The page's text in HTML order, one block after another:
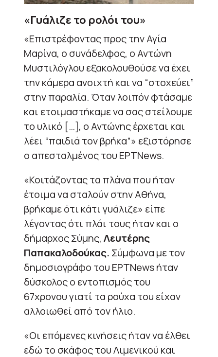
«Γυάλιζε το ρολόι του»
«Επιστρέφοντας προς την Αγία
Μαρίνα, ο συνάδελφος, ο Αντώνη
Μυστιλόγλου εξακολουθούσε να έχει
την κάμερα ανοιχτή και να “στοχεύει”
στην παραλία. Όταν λοιπόν φτάσαμε
και ετοιμαστήκαμε να σας στείλουμε
το υλικό […], ο Αντώνης έρχεται και
λέει “παιδιά τον βρήκα”» εξιστόρησε
ο απεσταλμένος του ΕΡΤΝews.
«Κοιτάζοντας τα πλάνα που ήταν
έτοιμα να σταλούν στην Αθήνα,
βρήκαμε ότι κάτι γυάλιζε» είπε
λέγοντας ότι πλάι τους ήταν και ο
δήμαρχος Σύμης, Λευτέρης
Παπακαλοδούκας. Σύμφωνα με τον
δημοσιογράφο του EΡΤΝews ήταν
δύσκολος ο εντοπισμός του
67χρονου γιατί τα ρούχα του είχαν
αλλοιωθεί από τον ήλιο.
«Οι επόμενες κινήσεις ήταν να έλθει
εδώ το σκάφος του Λιμενικού και